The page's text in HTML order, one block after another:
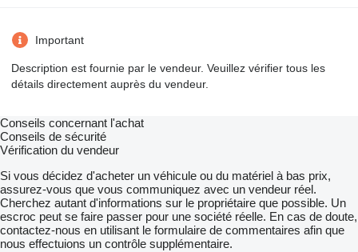
Important
Description est fournie par le vendeur. Veuillez vérifier tous les
détails directement auprès du vendeur.
Conseils concernant l'achat
Conseils de sécurité
Vérification du vendeur
Si vous décidez d'acheter un véhicule ou du matériel à bas prix,
assurez-vous que vous communiquez avec un vendeur réel.
Cherchez autant d'informations sur le propriétaire que possible. Un
escroc peut se faire passer pour une société réelle. En cas de doute,
contactez-nous en utilisant le formulaire de commentaires afin que
nous effectuions un contrôle supplémentaire.